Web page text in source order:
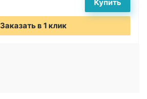
Заказать в 1 клик